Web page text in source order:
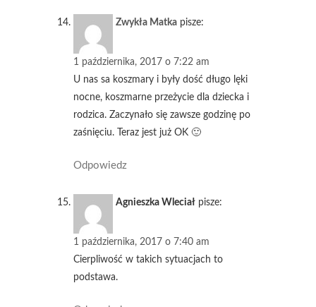
Zwykła Matka pisze:
1 października, 2017 o 7:22 am
U nas sa koszmary i były dość długo lęki
nocne, koszmarne przeżycie dla dziecka i
rodzica. Zaczynało się zawsze godzinę po
zaśnięciu. Teraz jest już OK 🙂
Odpowiedz
Agnieszka Wleciał pisze:
1 października, 2017 o 7:40 am
Cierpliwość w takich sytuacjach to
podstawa.